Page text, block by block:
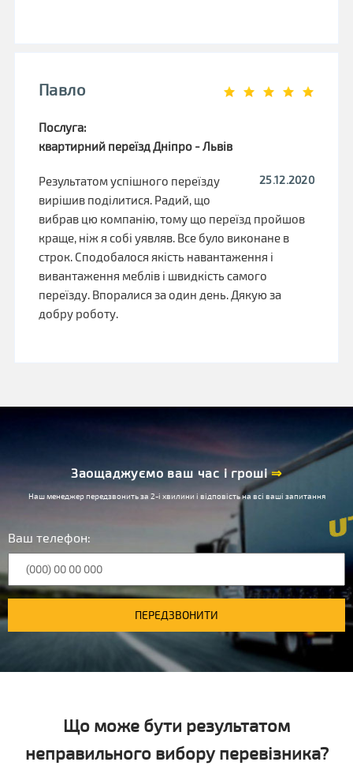
Павло
Послуга:
квартирний переїзд Дніпро - Львів
25.12.2020
Результатом успішного переїзду
вирішив поділитися. Радий, що
вибрав цю компанію, тому що переїзд пройшов
краще, ніж я собі уявляв. Все було виконане в
строк. Сподобалося якість навантаження і
вивантаження меблів і швидкість самого
переїзду. Впоралися за один день. Дякую за
добру роботу.
Заощаджуємо ваш час і гроші⇒
Наш менеджер передзвонить за 2-і хвилини і відповість на всі ваші запитання
Ваш телефон:
ПЕРЕДЗВОНИТИ
Що може бути результатом
неправильного вибору перевізника?